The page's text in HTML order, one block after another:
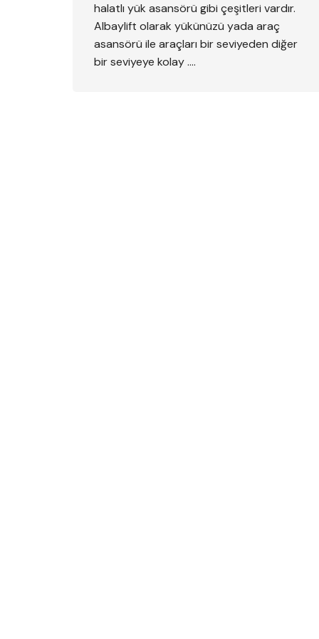
halatlı yük asansörü gibi çeşitleri vardır.
Albaylift olarak yükünüzü yada araç
asansörü ile araçları bir seviyeden diğer
bir seviyeye kolay ….